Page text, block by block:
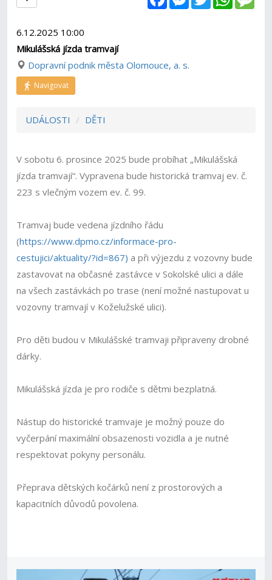
6.12.2025 10:00
Mikulášská jízda tramvají
Dopravní podnik města Olomouce, a. s.
Navigovat
UDÁLOSTI DĚTI
V sobotu 6. prosince 2025 bude probíhat „Mikulášská
jízda tramvají“. Vypravena bude historická tramvaj ev. č.
223 s vlečným vozem ev. č. 99.
Tramvaj bude vedena jízdního řádu
(https://www.dpmo.cz/informace-pro-
cestujici/aktuality/?id=867) a při výjezdu z vozovny bude
zastavovat na občasné zastávce v Sokolské ulici a dále
na všech zastávkách po trase (není možné nastupovat u
vozovny tramvají v Koželužské ulici).
Pro děti budou v Mikulášské tramvaji připraveny drobné
dárky.
Mikulášská jízda je pro rodiče s dětmi bezplatná.
Nástup do historické tramvaje je možný pouze do
vyčerpání maximální obsazenosti vozidla a je nutné
respektovat pokyny personálu.
Přeprava dětských kočárků není z prostorových a
kapacitních důvodů povolena.